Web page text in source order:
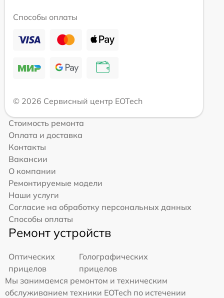
Способы оплаты
© 2026 Сервисный центр EOTech
Стоимость ремонта
Оплата и доставка
Контакты
Вакансии
О компании
Ремонтируемые модели
Наши услуги
Согласие на обработку персональных данных
Способы оплаты
Ремонт устройств
Оптических
прицелов
Голографических
прицелов
Мы занимаемся ремонтом и техническим
обслуживанием техники EOTech по истечении